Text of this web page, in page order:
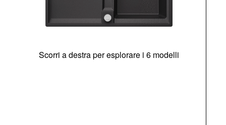
Scorri a destra per esplorare i 6 modelli